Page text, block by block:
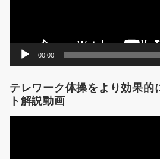
00:00
テレワーク体操をより効果的
ト解説動画